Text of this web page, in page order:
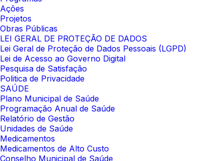
Ações
Projetos
Obras Públicas
LEI GERAL DE PROTEÇÃO DE DADOS
Lei Geral de Proteção de Dados Pessoais (LGPD)
Lei de Acesso ao Governo Digital
Pesquisa de Satisfação
Politica de Privacidade
SAÚDE
Plano Municipal de Saúde
Programação Anual de Saúde
Relatório de Gestão
Unidades de Saúde
Medicamentos
Medicamentos de Alto Custo
Conselho Municipal de Saúde